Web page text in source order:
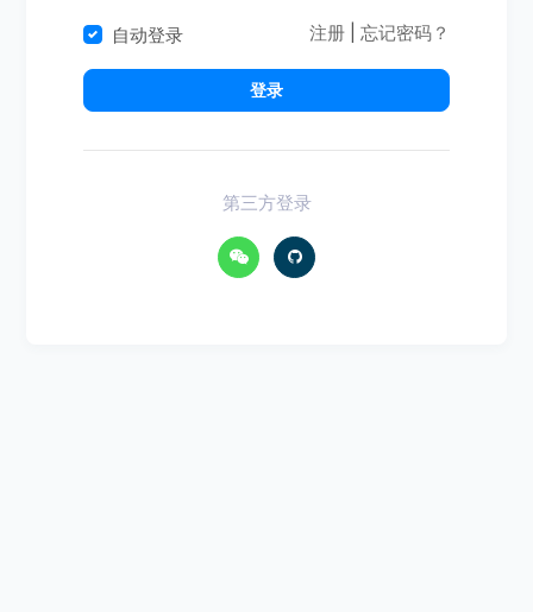
自动登录 注册 忘记密码？
登录
第三方登录